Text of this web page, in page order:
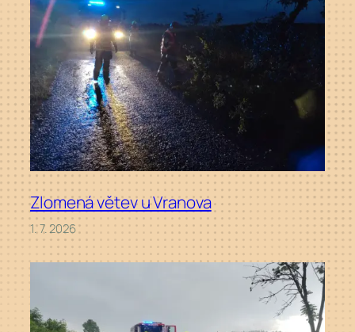
Zlomená větev u Vranova
1. 7. 2026